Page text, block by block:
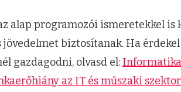
alap programozói ismeretekkel is
biztosítanak. Ha
gazdagodni, olvasd el:
az IT és műszaki